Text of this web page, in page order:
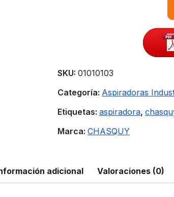
SKU: 01010103
Categoría: Aspiradoras
Etiquetas: aspiradora,
Marca: CHASQUY
adicional Valoraciones (0)